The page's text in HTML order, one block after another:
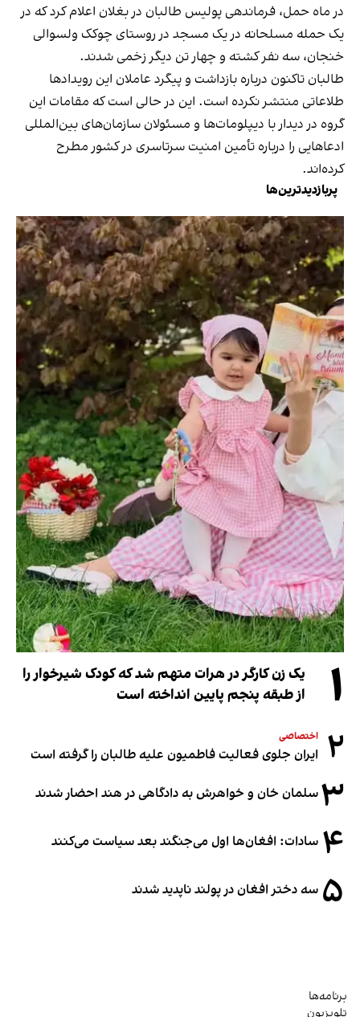
در ماه حمل، فرماندهی پولیس طالبان در بغلان اعلام کرد که در
یک حمله مسلحانه در یک مسجد در روستای چوکک ولسوالی
خنجان، سه نفر کشته و چهار تن دیگر زخمی شدند.
طالبان تاکنون درباره بازداشت و پیگرد عاملان این رویدادها
طلاعاتی منتشر نکرده‌ است. این در حالی است که مقامات این
گروه در دیدار با دیپلومات‌ها و مسئولان سازمان‌های بین‌المللی
ادعاهایی را درباره تأمین امنیت سرتاسری در کشور مطرح
کرده‌اند.
پربازدیدترین‌ها
۱
یک زن کارگر در هرات متهم شد که کودک شیرخوار را
از طبقه پنجم پایین انداخته است
۲ اختصاصی
ایران جلوی فعالیت فاطمیون علیه طالبان را گرفته است
۳سلمان خان و خواهرش به دادگاهی در هند احضار شدند
۴ سادات: افغان‌ها اول می‌جنگند بعد سیاست می‌کنند
۵ سه دختر افغان در پولند ناپدید شدند
برنامه‌ها